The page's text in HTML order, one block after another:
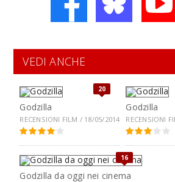
VEDI ANCHE
20
Godzilla
RECENSIONI FILM / 18/05/2014
Godzilla
RECENSIONI
16
Godzilla da oggi nei cinema